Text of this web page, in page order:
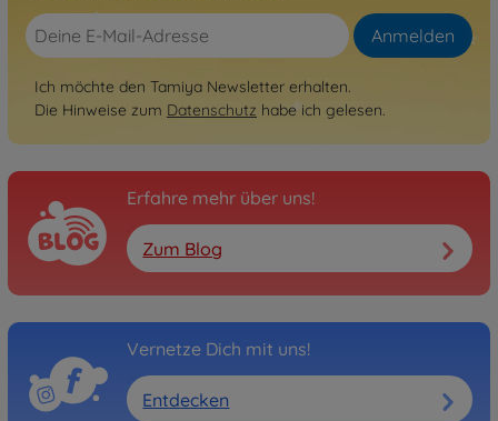
Anmelden
Ich möchte den Tamiya Newsletter erhalten.
Die Hinweise zum Datenschutz habe ich gelesen.
Erfahre mehr über uns!
Zum Blog
Vernetze Dich mit uns!
Entdecken